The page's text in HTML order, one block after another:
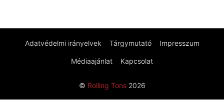
Adatvédelmi irányelvek Tárgymutató Impresszum
Médiaajánlat Kapcsolat
© Rolling Tons2026